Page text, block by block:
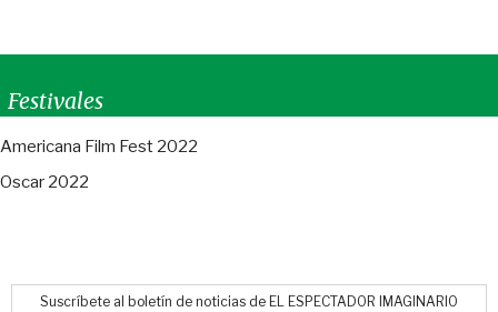
Festivales
Americana Film Fest 2022
Oscar 2022
Suscríbete al boletín de noticias de EL ESPECTADOR IMAGINARIO